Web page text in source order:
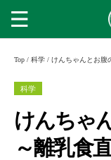
Top / 科学 / けんちゃんとお腹
科学
けんちゃ
～離乳食